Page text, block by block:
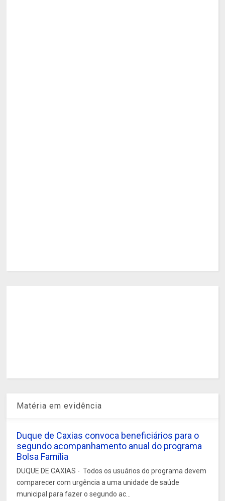
Matéria em evidência
Duque de Caxias convoca beneficiários para o
segundo acompanhamento anual do programa
Bolsa Família
DUQUE DE CAXIAS - Todos os usuários do programa devem
comparecer com urgência a uma unidade de saúde
municipal para fazer o segundo ac...